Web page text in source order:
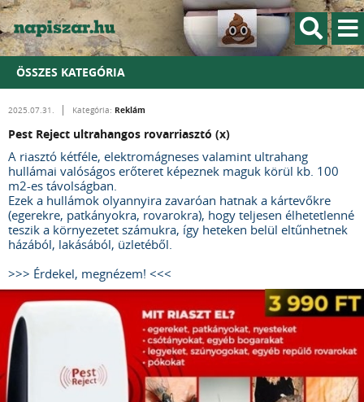
ÖSSZES KATEGÓRIA
2025.07.31. Kategória: Reklám
Pest Reject ultrahangos rovarriasztó (x)
A riasztó kétféle, elektromágneses valamint ultrahang
hullámai valóságos erőteret képeznek maguk körül kb. 100
m2-es távolságban.
Ezek a hullámok olyannyira zavaróan hatnak a kártevőkre
(egerekre, patkányokra, rovarokra), hogy teljesen élhetetlenné
teszik a környezetet számukra, így heteken belül eltűnhetnek
házából, lakásából, üzletéből.
>>> Érdekel, megnézem! <<<